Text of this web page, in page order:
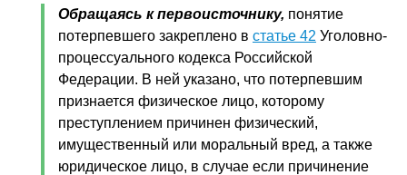
Обращаясь к первоисточнику, понятие
потерпевшего закреплено в статье 42 Уголовно-
процессуального кодекса Российской
Федерации. В ней указано, что потерпевшим
признается физическое лицо, которому
преступлением причинен физический,
имущественный или моральный вред, а также
юридическое лицо, в случае если причинение